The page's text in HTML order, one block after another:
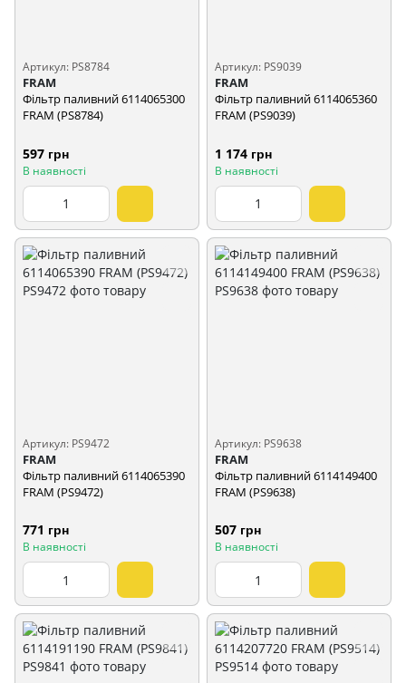
Артикул: PS8784
FRAM
Фільтр паливний 6114065300
FRAM (PS8784)
597 грн
В наявності
Артикул: PS9039
FRAM
Фільтр паливний 6114065360
FRAM (PS9039)
1 174 грн
В наявності
Артикул: PS9472
FRAM
Фільтр паливний 6114065390
FRAM (PS9472)
771 грн
В наявності
Артикул: PS9638
FRAM
Фільтр паливний 6114149400
FRAM (PS9638)
507 грн
В наявності